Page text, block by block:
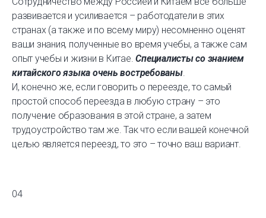
развивается и усиливается – работодатели в этих
странах (а также и по всему миру) несомненно оценят
ваши знания, полученные во время учебы, а также сам
опыт учебы и жизни в Китае.Специалисты со знанием
китайского языка очень востребованы.
И, конечно же, если говорить о переезде, то самый
простой способ переезда в любую страну – это
получение образования в этой стране, а затем
трудоустройство там же. Так что если вашей конечной
целью является переезд, то это – точно ваш вариант.
04